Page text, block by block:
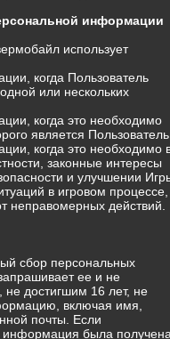
информации
использует
когда Пользователь
или нескольких
когда это необходимо
является
когда это необходимо
законные интересы
и улучшении
в игровом процессе,
неправомерных действий.
сбор персональных
ее и не
не достигшим 16 лет, не
включая имя,
почты. Если
информация была получена